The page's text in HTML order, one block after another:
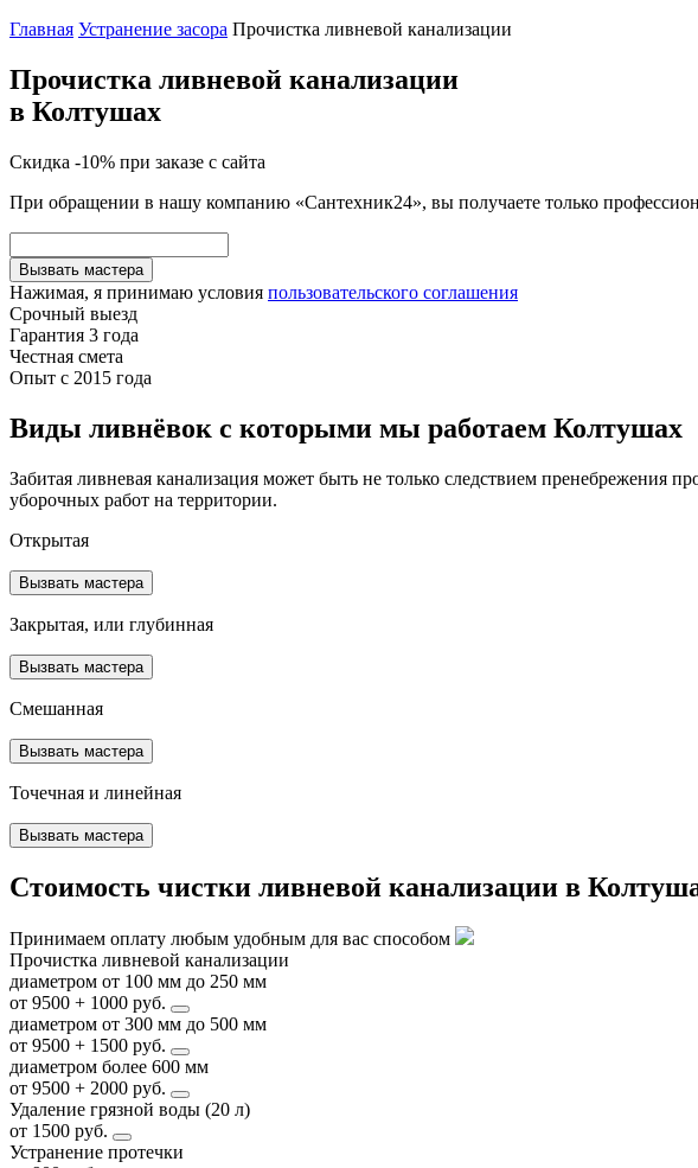
Главная Устранение засора Прочистка ливневой канализации
Прочистка ливневой канализации
в Колтушах
Скидка -10% при заказе с сайта
При обращении в нашу компанию «Сантехник24», вы получаете только
Вызвать мастера
Нажимая, я принимаю условия пользовательского соглашения
Срочный выезд
Гарантия 3 года
Честная смета
Опыт с 2015 года
Виды ливнёвок с которыми мы работаем Колтушах
Забитая ливневая канализация может быть не только следствием пренебрежения
уборочных работ на территории.
Открытая
Вызвать мастера
Закрытая, или глубинная
Вызвать мастера
Смешанная
Вызвать мастера
Точечная и линейная
Вызвать мастера
Стоимость чистки ливневой канализации в
Принимаем оплату любым удобным для вас способом
Прочистка ливневой канализации
диаметром от 100 мм до 250 мм
от 9500 + 1000 руб.
диаметром от 300 мм до 500 мм
от 9500 + 1500 руб.
диаметром более 600 мм
от 9500 + 2000 руб.
Удаление грязной воды (20 л)
от 1500 руб.
Устранение протечки